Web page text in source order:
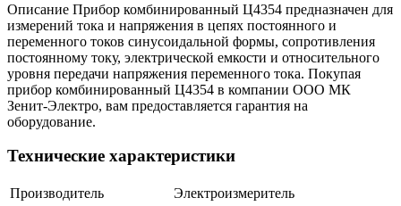
Описание Прибор комбинированный Ц4354 предназначен для
измерений тока и напряжения в цепях постоянного и
переменного токов синусоидальной формы, сопротивления
постоянному току, электрической емкости и относительного
уровня передачи напряжения переменного тока. Покупая
прибор комбинированный Ц4354 в компании ООО МК
Зенит-Электро, вам предоставляется гарантия на
оборудование.
Технические характеристики
Производитель
Электроизмеритель